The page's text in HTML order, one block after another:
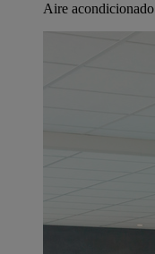
Aire acondicionado